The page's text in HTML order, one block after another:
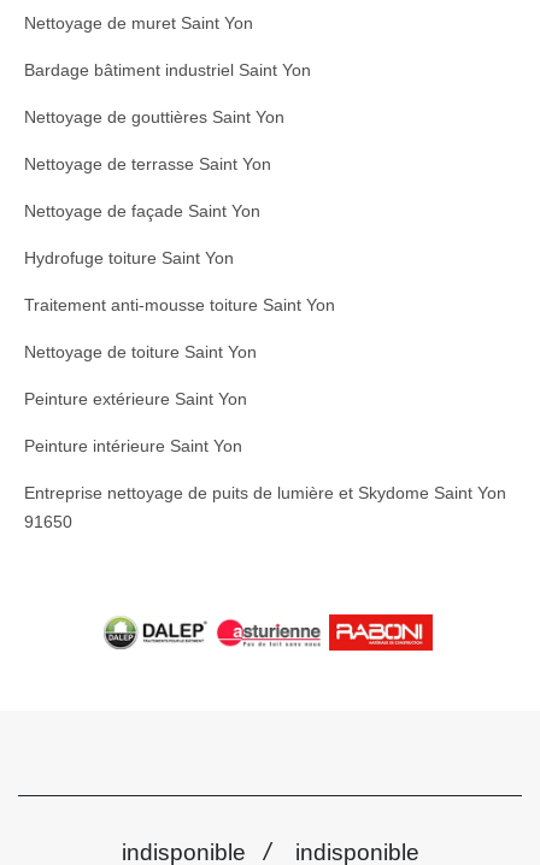
Nettoyage de muret Saint Yon
Bardage bâtiment industriel Saint Yon
Nettoyage de gouttières Saint Yon
Nettoyage de terrasse Saint Yon
Nettoyage de façade Saint Yon
Hydrofuge toiture Saint Yon
Traitement anti-mousse toiture Saint Yon
Nettoyage de toiture Saint Yon
Peinture extérieure Saint Yon
Peinture intérieure Saint Yon
Entreprise nettoyage de puits de lumière et Skydome Saint Yon
91650
indisponible / indisponible